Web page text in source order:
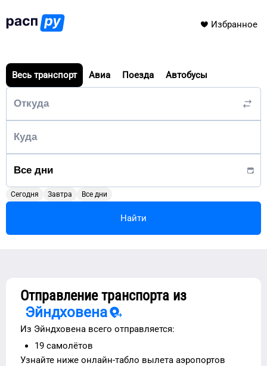
Избранное
Весь транспорт Авиа Поезда Автобусы
Сегодня Завтра Все дни
Найти
Отправление транспорта из
Эйндховена
Из Эйндховена всего отправляется:
19 самолётов
Узнайте ниже онлайн-табло вылета аэропортов